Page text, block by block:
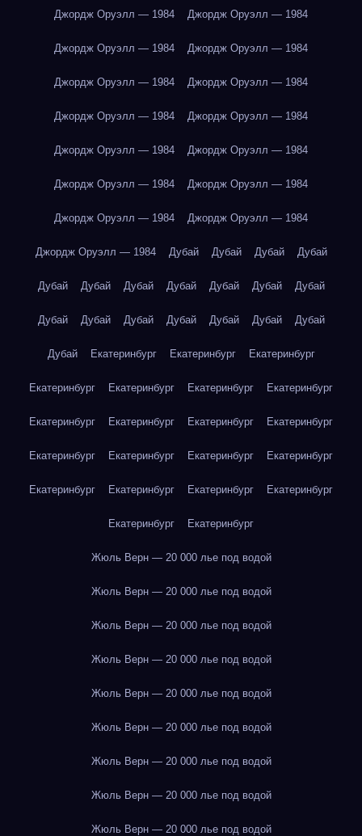
Джордж Оруэлл — 1984 Джордж Оруэлл — 1984
Джордж Оруэлл — 1984 Джордж Оруэлл — 1984
Джордж Оруэлл — 1984 Джордж Оруэлл — 1984
Джордж Оруэлл — 1984 Джордж Оруэлл — 1984
Джордж Оруэлл — 1984 Джордж Оруэлл — 1984
Джордж Оруэлл — 1984 Джордж Оруэлл — 1984
Джордж Оруэлл — 1984 Джордж Оруэлл — 1984
Джордж Оруэлл — 1984 Дубай Дубай Дубай Дубай
Дубай Дубай Дубай Дубай Дубай Дубай Дубай
Дубай Дубай Дубай Дубай Дубай Дубай Дубай
Дубай Екатеринбург Екатеринбург Екатеринбург
Екатеринбург Екатеринбург Екатеринбург Екатеринбург
Екатеринбург Екатеринбург Екатеринбург Екатеринбург
Екатеринбург Екатеринбург Екатеринбург Екатеринбург
Екатеринбург Екатеринбург Екатеринбург Екатеринбург
Екатеринбург Екатеринбург
Жюль Верн — 20 000 лье под водой
Жюль Верн — 20 000 лье под водой
Жюль Верн — 20 000 лье под водой
Жюль Верн — 20 000 лье под водой
Жюль Верн — 20 000 лье под водой
Жюль Верн — 20 000 лье под водой
Жюль Верн — 20 000 лье под водой
Жюль Верн — 20 000 лье под водой
Жюль Верн — 20 000 лье под водой